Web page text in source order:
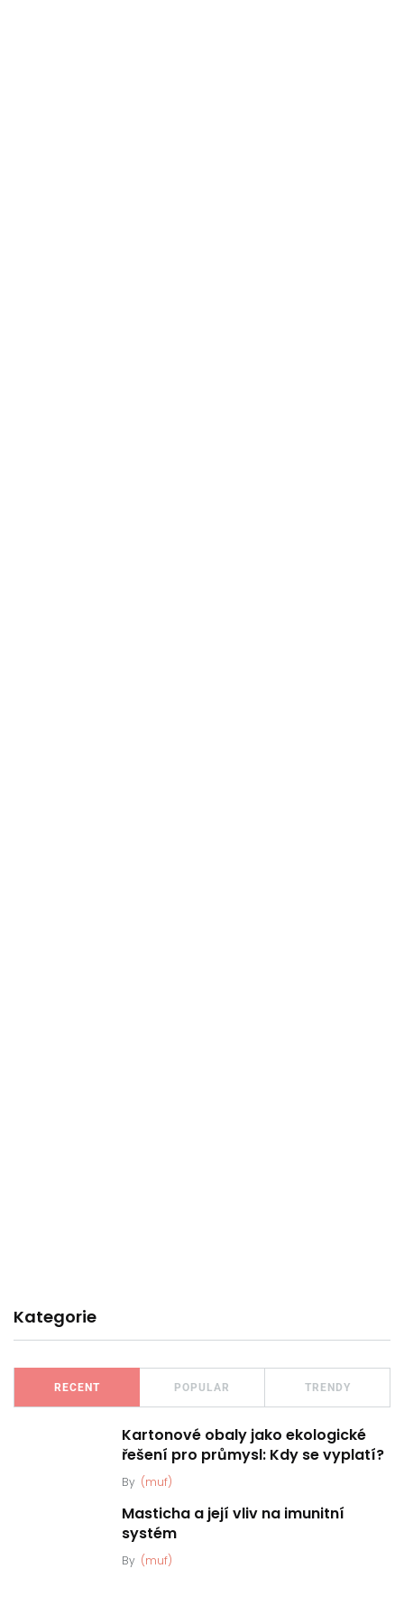
Kategorie
RECENT POPULAR TRENDY
Kartonové obaly jako ekologické
řešení pro průmysl: Kdy se vyplatí?
By (muf)
Masticha a její vliv na imunitní
systém
By (muf)